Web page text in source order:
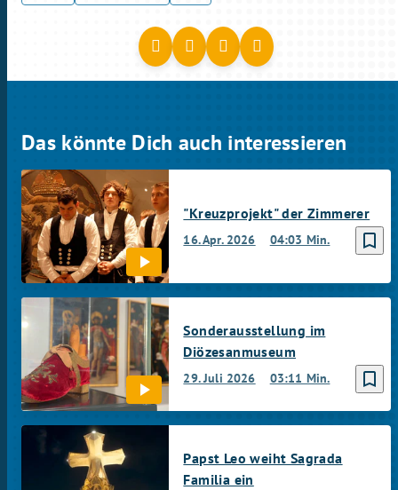
Das könnte Dich auch interessieren
bookmark_border
16. Apr. 2026 04:03 Min.
"Kreuzprojekt" der Zimmerer
bookmark_border
29. Juli 2026 03:11 Min.
Sonderausstellung im
Diözesanmuseum
Papst Leo weiht Sagrada
Familia ein